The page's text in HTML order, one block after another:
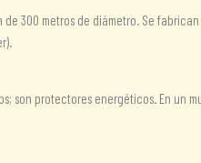
300 metros de diámetro. Se
son protectores energéticos. En